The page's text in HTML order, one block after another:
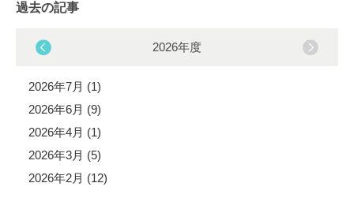
過去の記事
2026年度
2026年7月 (1)
2026年6月 (9)
2026年4月 (1)
2026年3月 (5)
2026年2月 (12)